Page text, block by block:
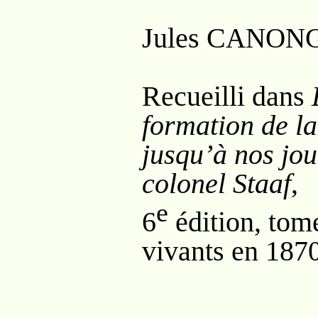
Jules C
Recueilli dans
formation de
jusqu’à nos
colonel Staaf,
6e édition,
vivants en